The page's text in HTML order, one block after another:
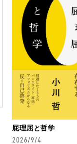
屁理屈と哲学
2026/9/4